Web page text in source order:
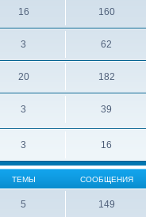
16 160
3 62
20 182
3 39
3 16
ТЕМЫ СООБЩЕНИЯ
5 149